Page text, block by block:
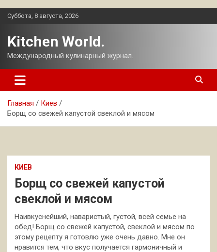
Перейти
Суббота, 8 августа, 2026
Kitchen World.
Международный кулинарный журнал.
Главная
Киев
Борщ со свежей капустой свеклой и мясом
КИЕВ
Борщ со свежей капустой
свеклой и мясом
Наивкуснейший, наваристый, густой, всей семье на
обед! Борщ со свежей капустой, свеклой и мясом по
этому рецепту я готовлю уже очень давно. Мне он
нравится тем, что вкус получается гармоничный и